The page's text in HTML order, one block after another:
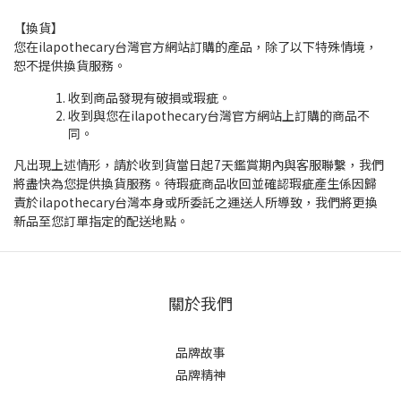
【換貨】
您在ilapothecary台灣官方網站訂購的產品，除了以下特殊情境，
恕不提供換貨服務。
收到商品發現有破損或瑕疵。
收到與您在ilapothecary台灣官方網站上訂購的商品不
同。
凡出現上述情形，請於收到貨當日起7天鑑賞期內與客服聯繫，我們
將盡快為您提供換貨服務。待瑕疵商品收回並確認瑕疵產生係因歸
責於ilapothecary台灣本身或所委託之運送人所導致，我們將更換
新品至您訂單指定的配送地點。
關於我們
品牌故事
品牌精神